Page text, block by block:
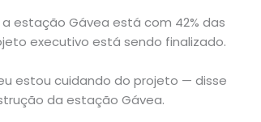
estação Gávea está com 42% das
executivo está sendo finalizado.
estou cuidando do projeto — disse
da estação Gávea.